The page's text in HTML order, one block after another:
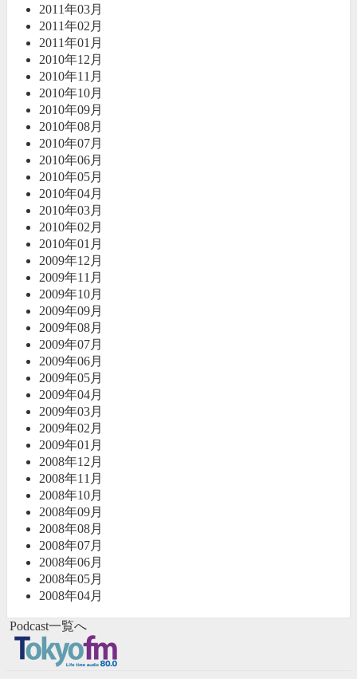
2011年03月
2011年02月
2011年01月
2010年12月
2010年11月
2010年10月
2010年09月
2010年08月
2010年07月
2010年06月
2010年05月
2010年04月
2010年03月
2010年02月
2010年01月
2009年12月
2009年11月
2009年10月
2009年09月
2009年08月
2009年07月
2009年06月
2009年05月
2009年04月
2009年03月
2009年02月
2009年01月
2008年12月
2008年11月
2008年10月
2008年09月
2008年08月
2008年07月
2008年06月
2008年05月
2008年04月
Podcast一覧へ